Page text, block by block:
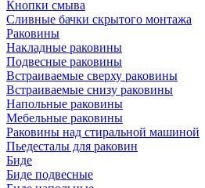
Кнопки смыва
Сливные бачки скрытого монтажа
Раковины
Накладные раковины
Подвесные раковины
Встраиваемые сверху раковины
Встраиваемые снизу раковины
Напольные раковины
Мебельные раковины
Раковины над стиральной машиной
Пьедесталы для раковин
Биде
Биде подвесные